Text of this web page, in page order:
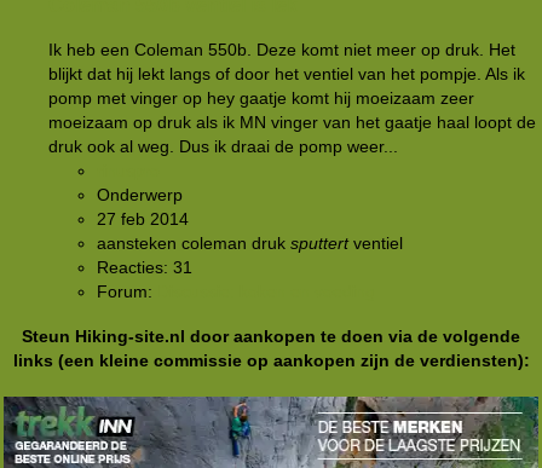
Ik heb een Coleman 550b. Deze komt niet meer op druk. Het
blijkt dat hij lekt langs of door het ventiel van het pompje. Als ik
pomp met vinger op hey gaatje komt hij moeizaam zeer
moeizaam op druk als ik MN vinger van het gaatje haal loopt de
druk ook al weg. Dus ik draai de pomp weer...
Onderwerp
27 feb 2014
aansteken coleman druk sputtert ventiel
Reacties: 31
Forum:
Steun Hiking-site.nl door aankopen te doen via de volgende
links (een kleine commissie op aankopen zijn de verdiensten):